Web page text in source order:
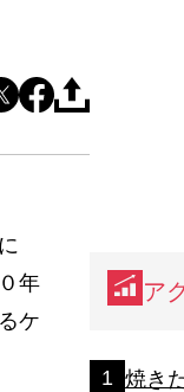
年
ケ
ア
焼き